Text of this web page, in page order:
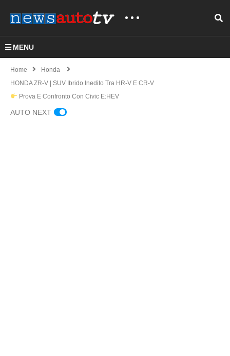
MENU
Home
Honda
HONDA ZR-V | SUV Ibrido Inedito Tra HR-V E CR-V
Prova E Confronto Con Civic E:HEV
AUTO NEXT